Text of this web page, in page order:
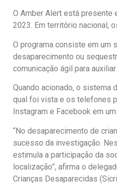
O Amber Alert está presente
2023. Em território nacional,
O programa consiste em um
desaparecimento ou
comunicação ágil para
Quando acionado, o sistema
qual foi vista e os telefones
Instagram e Facebook em
“No desaparecimento de
sucesso da investigação.
estimula a participação da
localização”, afirma o
Crianças Desaparecidas